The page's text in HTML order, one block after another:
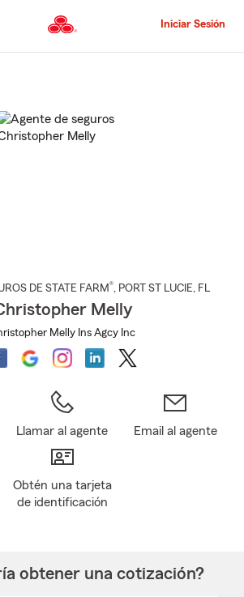
al
principal
Iniciar Sesión
DE STATE FARM®, PORT ST LUCIE, FL
Melly
Melly Ins Agcy Inc
Llamar al agente Email al agente
Obtén una tarjeta
de identificación
obtener una cotización?